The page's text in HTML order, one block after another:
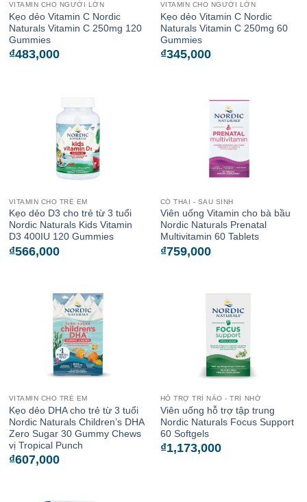
VITAMIN CHO NGƯỜI LỚN
Kẹo dẻo Vitamin C Nordic
Naturals Vitamin C 250mg 120
Gummies
₫483,000
VITAMIN CHO NGƯỜI LỚN
Kẹo dẻo Vitamin C Nordic
Naturals Vitamin C 250mg 60
Gummies
₫345,000
VITAMIN CHO TRẺ EM
Kẹo dẻo D3 cho trẻ từ 3 tuổi
Nordic Naturals Kids Vitamin
D3 400IU 120 Gummies
₫566,000
CÓ THAI - SAU SINH
Viên uống Vitamin cho bà bầu
Nordic Naturals Prenatal
Multivitamin 60 Tablets
₫759,000
VITAMIN CHO TRẺ EM
Kẹo dẻo DHA cho trẻ từ 3 tuổi
Nordic Naturals Children’s DHA
Zero Sugar 30 Gummy Chews
vị Tropical Punch
₫607,000
HỖ TRỢ TRÍ NÃO - TRÍ NHỚ
Viên uống hỗ trợ tập trung
Nordic Naturals Focus Support
60 Softgels
₫1,173,000